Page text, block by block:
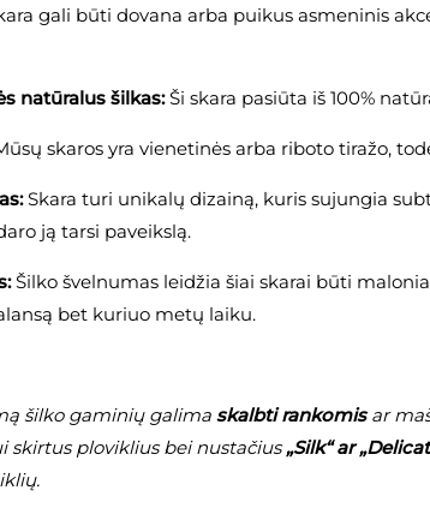
gali būti dovana arba puikus asmeninis
natūralus šilkas:Ši skara pasiūta iš 100%
skaros yra vienetinės arba riboto tiražo,
Skara turi unikalų dizainą, kuris sujungia
ją tarsi paveikslą.
Šilko švelnumas leidžia šiai skarai būti
bet kuriuo metų laiku.
šilko gaminių galimaskalbti rankomisar
skirtus ploviklius bei nustačius„Silk“ ar